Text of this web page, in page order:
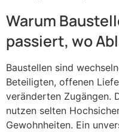
Warum
passiert, wo
Baustellen sind
Beteiligten, offenen
veränderten Zugängen.
nutzen selten
Gewohnheiten. Ein